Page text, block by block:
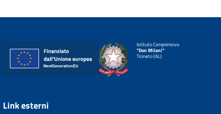
Istituto Comprensivo
"Don Milani"
Ticineto (AL)
Link esterni